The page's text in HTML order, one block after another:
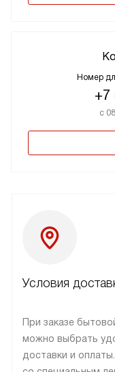
Номер
+7
с
Условия
При заказе
можно выбрать
доставки и